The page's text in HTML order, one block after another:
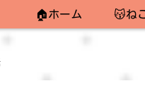
🏠ホーム 😽ね